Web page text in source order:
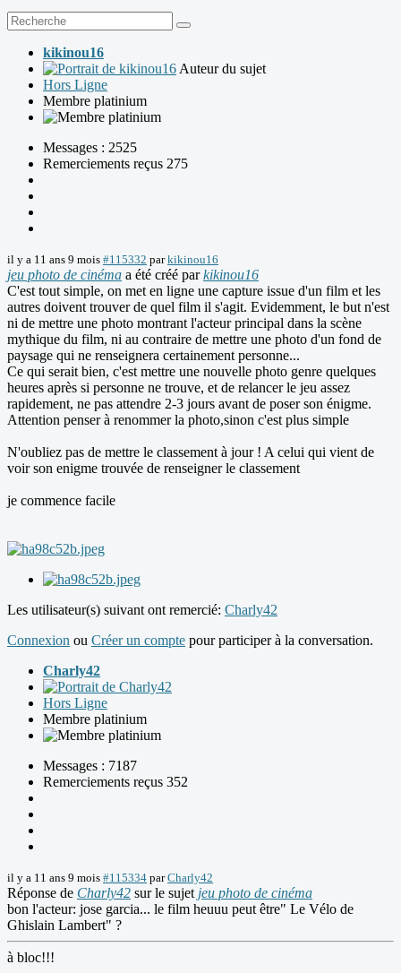
kikinou16
Auteur du sujet
Hors Ligne
Membre platinium
Messages : 2525
Remerciements reçus 275
il y a 11 ans 9 mois #115332 parkikinou16
jeu photo de cinéma a été créé parkikinou16
C'est tout simple, on met en ligne une capture issue d'un film et les
autres doivent trouver de quel film il s'agit. Evidemment, le but n'est
ni de mettre une photo montrant l'acteur principal dans la scène
mythique du film, ni au contraire de mettre une photo d'un fond de
paysage qui ne renseignera certainement personne...
Ce qui serait bien, c'est mettre une nouvelle photo genre quelques
heures après si personne ne trouve, et de relancer le jeu assez
rapidement, ne pas attendre 2-3 jours avant de poser son énigme.
Attention penser à renommer la photo,sinon c'est plus simple
N'oubliez pas de mettre le classement à jour ! A celui qui vient de
voir son enigme trouvée de renseigner le classement
je commence facile
Les utilisateur(s) suivant ont remercié: Charly42
Connexion ou Créer un compte pour participer à la conversation.
Charly42
Hors Ligne
Membre platinium
Messages : 7187
Remerciements reçus 352
il y a 11 ans 9 mois #115334 parCharly42
Réponse de Charly42 sur le sujet jeu photo de cinéma
bon l'acteur: jose garcia... le film heuuu peut être" Le Vélo de
Ghislain Lambert" ?
à bloc!!!